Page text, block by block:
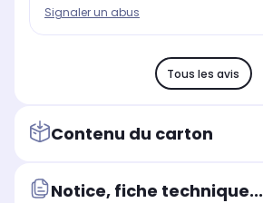
Signaler un abus
Tous les avis
Contenu du carton
Notice, fiche technique...